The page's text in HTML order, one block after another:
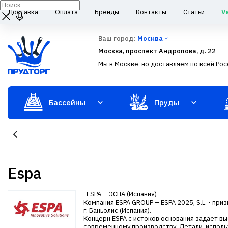
Доставка Оплата Бренды Контакты Статьи
Ваш город: Москва
Москва, проспект Андропова, д. 22
Мы в Москве, но доставляем по всей
Бассейны Пруды
Espa
ESPA – ЭСПА (Испания)
Компания ESPA GROUP – ESPA 2025, S.L. -
г. Баньолис (Испания).
Концерн ESPA c истоков основания задает